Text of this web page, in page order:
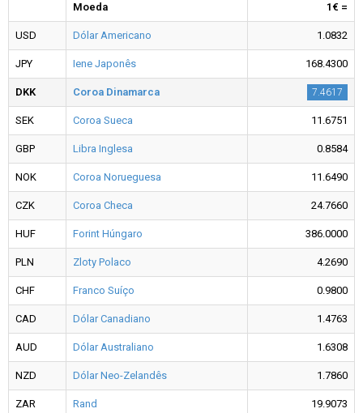
Moeda 1€ =
USD Dólar Americano 1.0832
JPY Iene Japonês 168.4300
DKK Coroa Dinamarca 7.4617
SEK Coroa Sueca 11.6751
GBP Libra Inglesa 0.8584
NOK Coroa Norueguesa 11.6490
CZK Coroa Checa 24.7660
HUF Forint Húngaro 386.0000
PLN Zloty Polaco 4.2690
CHF Franco Suíço 0.9800
CAD Dólar Canadiano 1.4763
AUD Dólar Australiano 1.6308
NZD Dólar Neo-Zelandês 1.7860
ZAR Rand 19.9073